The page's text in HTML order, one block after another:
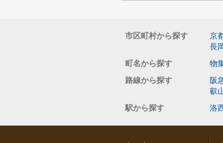
市区町村から探す 京
長
町名から探す
物
路線から探す
阪
叡
駅から探す
洛